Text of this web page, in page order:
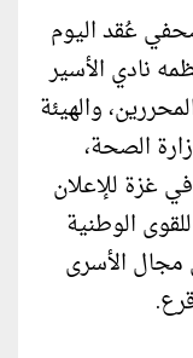
عُقد اليوم
نادي الأسير
والهيئة
الصحة،
غزة للإعلان
الوطنية
مجال الأسرى